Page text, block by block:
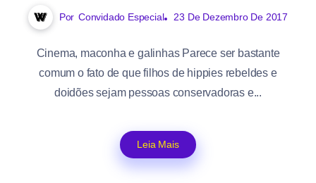
Por Convidado Especial 23 De Dezembro De 2017
Cinema, maconha e galinhas Parece ser bastante
comum o fato de que filhos de hippies rebeldes e
doidões sejam pessoas conservadoras e...
Leia Mais